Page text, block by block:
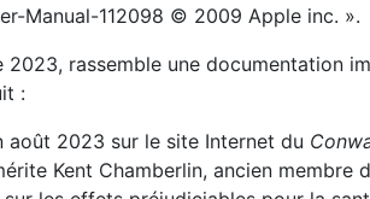
Manual-112098 © 2009 Apple inc. ».
rassemble une documentation
:
août 2023 sur le site Internet du
Kent Chamberlin, ancien membre